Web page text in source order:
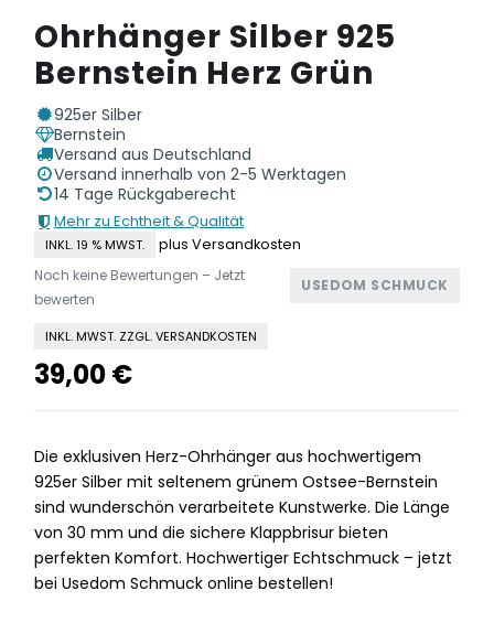
Ohrhänger Silber 925
Bernstein Herz Grün
925er Silber
Bernstein
Versand aus Deutschland
Versand innerhalb von 2-5 Werktagen
14 Tage Rückgaberecht
Mehr zu Echtheit & Qualität
INKL. 19 % MWST. plus Versandkosten
USEDOM SCHMUCK
Noch keine Bewertungen – Jetzt
bewerten
INKL. MWST. ZZGL. VERSANDKOSTEN
39,00€
Die exklusiven Herz-Ohrhänger aus hochwertigem
925er Silber mit seltenem grünem Ostsee-Bernstein
sind wunderschön verarbeitete Kunstwerke. Die Länge
von 30 mm und die sichere Klappbrisur bieten
perfekten Komfort. Hochwertiger Echtschmuck – jetzt
bei Usedom Schmuck online bestellen!